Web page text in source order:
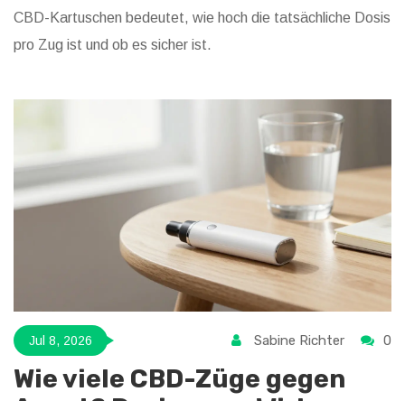
CBD-Kartuschen bedeutet, wie hoch die tatsächliche Dosis
pro Zug ist und ob es sicher ist.
Jul 8, 2026 Sabine Richter 0
Wie viele CBD-Züge gegen